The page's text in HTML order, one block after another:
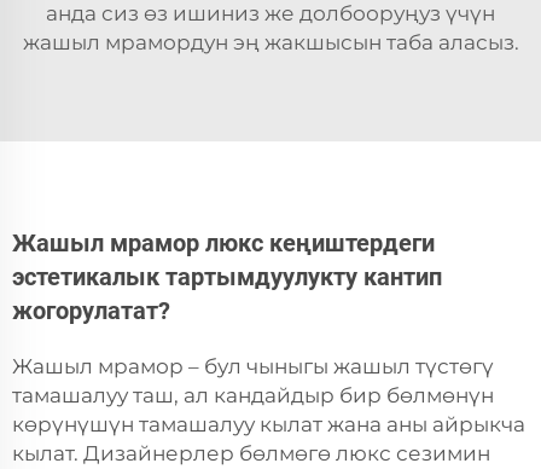
анда сиз өз ишиниз же долбооруңуз үчүн
жашыл мрамордун эң жакшысын таба аласыз.
Жашыл мрамор люкс кеңиштердеги
эстетикалык тартымдуулукту кантип
жогорулатат?
Жашыл мрамор – бул чыныгы жашыл түстөгү
тамашалуу таш, ал кандайдыр бир бөлмөнүн
көрүнүшүн тамашалуу кылат жана аны айрыкча
кылат. Дизайнерлер бөлмөгө люкс сезимин